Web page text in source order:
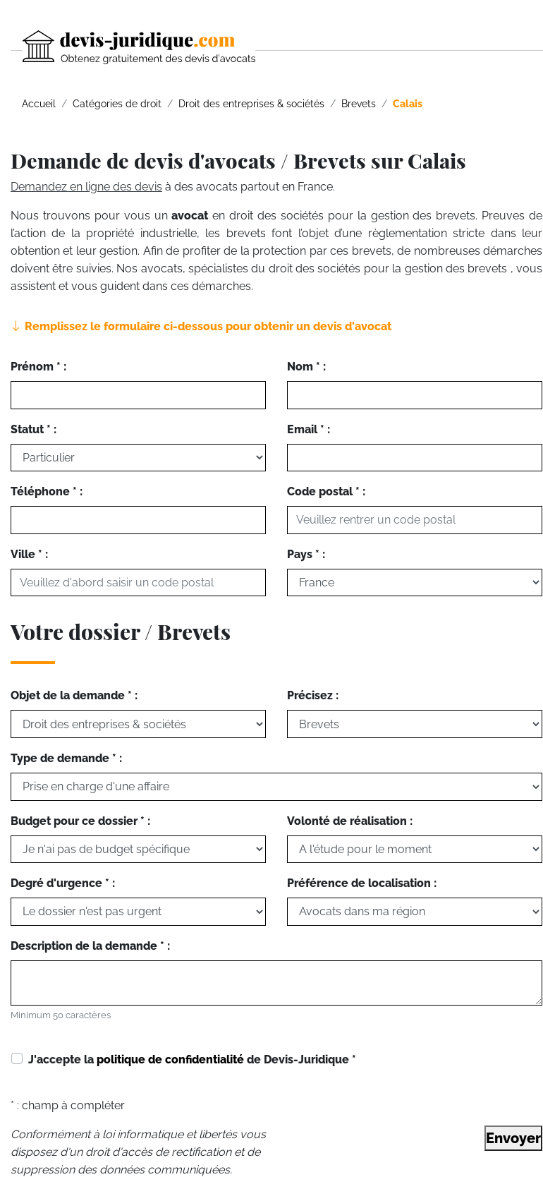
Accueil Catégories de droit Droit des entreprises & sociétés Brevets Calais
Demande de devis d'avocats / Brevets sur Calais
Demandez en ligne des devis à des avocats partout en France.
Nous trouvons pour vous unavocaten droit des sociétés pour la gestion des brevets. Preuves de
l’action de la propriété industrielle, les brevets font l’objet d’une règlementation stricte dans leur
obtention et leur gestion. Afin de profiter de la protection par ces brevets, de nombreuses démarches
doivent être suivies. Nos avocats, spécialistes du droit des sociétés pour la gestion des brevets , vous
assistent et vous guident dans ces démarches.
Remplissez le formulaire ci-dessous pour obtenir un devis d'avocat
Prénom * : Nom * :
Statut * : Email * :
Téléphone * : Code postal * :
Ville * : Pays * :
Votre dossier / Brevets
Objet de la demande * : Précisez :
Type de demande * :
Budget pour ce dossier * : Volonté de réalisation :
Degré d'urgence * : Préférence de localisation :
Description de la demande * :
Minimum 50 caractères
J'accepte la politique de confidentialité de Devis-Juridique *
* : champ à compléter
Conformément à loi informatique et libertés vous
disposez d'un droit d'accès de rectification et de
suppression des données communiquées.
Envoyer